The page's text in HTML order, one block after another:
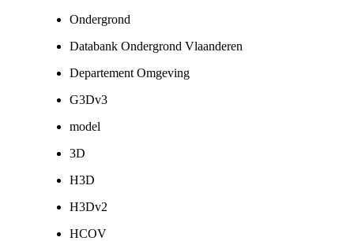
Ondergrond
Databank Ondergrond Vlaanderen
Departement Omgeving
G3Dv3
model
3D
H3D
H3Dv2
HCOV